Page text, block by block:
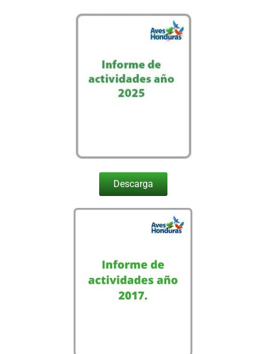
Descarga